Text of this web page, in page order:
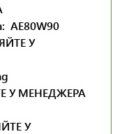
AE80W90
У
У МЕНЕДЖЕРА
У